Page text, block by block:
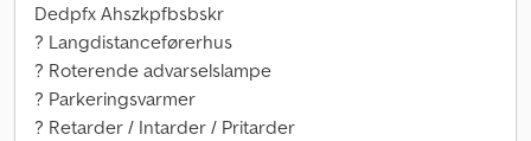
Dedpfx Ahszkpfbsbskr
? Langdistanceførerhus
? Roterende advarselslampe
? Parkeringsvarmer
? Retarder / Intarder / Pritarder